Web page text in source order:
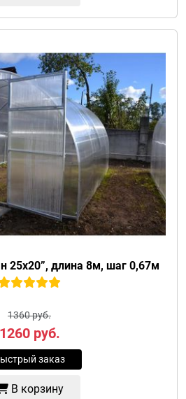
25х20”, длина 8м, шаг 0,67м
1360 руб.
1260руб.
заказ
В корзину